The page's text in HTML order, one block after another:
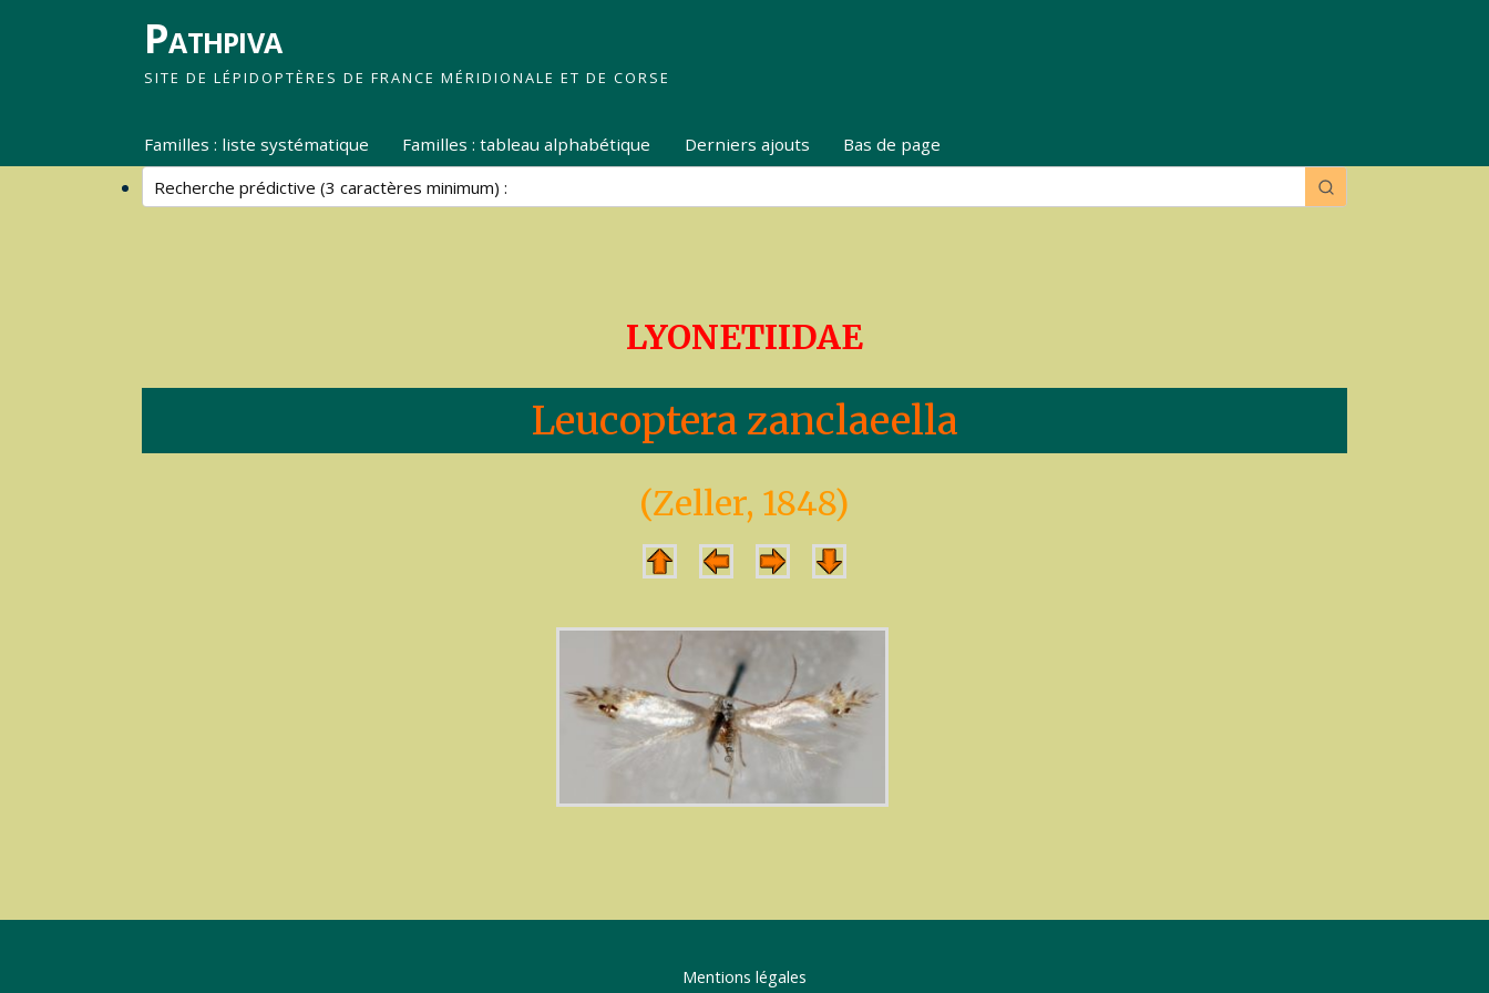
Pathpiva
SITE DE LÉPIDOPTÈRES DE FRANCE MÉRIDIONALE ET DE CORSE
Familles : liste systématique Familles : tableau alphabétique Derniers ajouts Bas de page
LYONETIIDAE
Leucoptera zanclaeella
(Zeller, 1848)
Mentions légales